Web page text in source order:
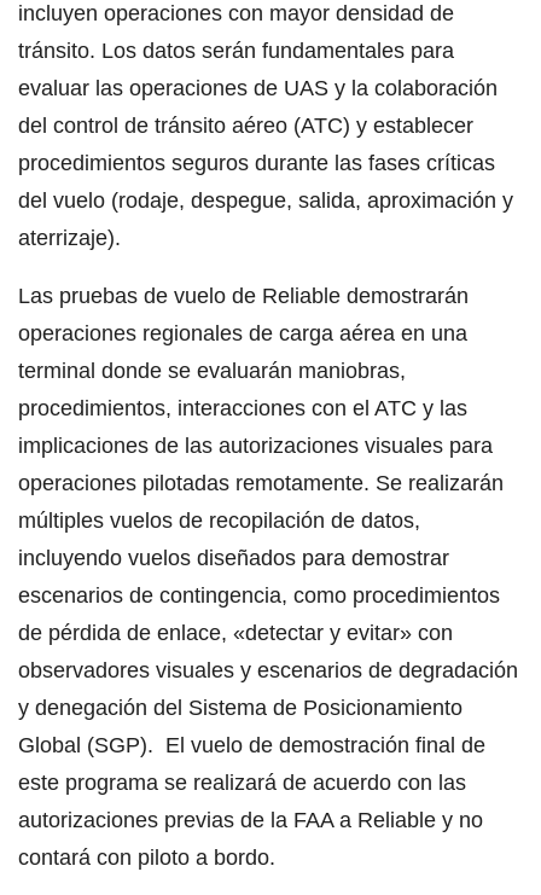
incluyen operaciones con mayor densidad de
tránsito. Los datos serán fundamentales para
evaluar las operaciones de UAS y la colaboración
del control de tránsito aéreo (ATC) y establecer
procedimientos seguros durante las fases críticas
del vuelo (rodaje, despegue, salida, aproximación y
aterrizaje).
Las pruebas de vuelo de Reliable demostrarán
operaciones regionales de carga aérea en una
terminal donde se evaluarán maniobras,
procedimientos, interacciones con el ATC y las
implicaciones de las autorizaciones visuales para
operaciones pilotadas remotamente. Se realizarán
múltiples vuelos de recopilación de datos,
incluyendo vuelos diseñados para demostrar
escenarios de contingencia, como procedimientos
de pérdida de enlace, «detectar y evitar» con
observadores visuales y escenarios de degradación
y denegación del Sistema de Posicionamiento
Global (SGP). El vuelo de demostración final de
este programa se realizará de acuerdo con las
autorizaciones previas de la FAA a Reliable y no
contará con piloto a bordo.